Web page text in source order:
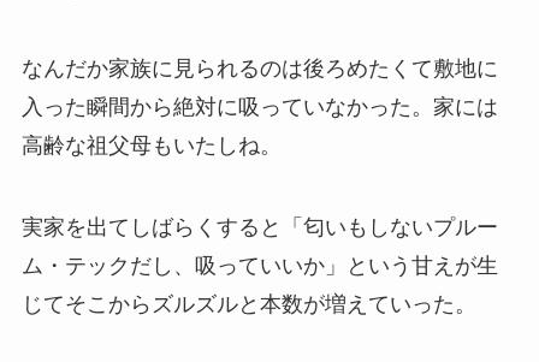
なんだか家族に見られるのは後ろめたくて敷地に
入った瞬間から絶対に吸っていなかった。家には
高齢な祖父母もいたしね。
実家を出てしばらくすると「匂いもしないプルー
ム・テックだし、吸っていいか」という甘えが生
じてそこからズルズルと本数が増えていった。